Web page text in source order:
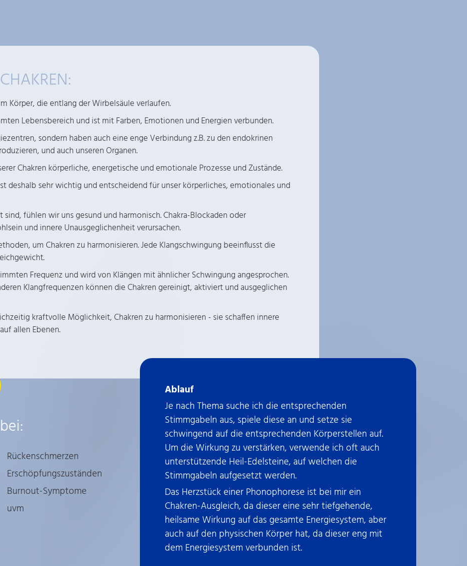
Körper, die entlang der Wirbelsäule verlaufen.
Lebensbereich und ist mit Farben, Emotionen und Energien verbunden.
sondern haben auch eine enge Verbindung z.B. zu den endokrinen
und auch unseren Organen.
Chakren körperliche, energetische und emotionale Prozesse und Zustände.
deshalb sehr wichtig und entscheidend für unser körperliches, emotionales und
fühlen wir uns gesund und harmonisch. Chakra-Blockaden oder
und innere Unausgeglichenheit verursachen.
um Chakren zu harmonisieren. Jede Klangschwingung beeinflusst die
Frequenz und wird von Klängen mit ähnlicher Schwingung angesprochen.
Klangfrequenzen können die Chakren gereinigt, aktiviert und ausgeglichen
kraftvolle Möglichkeit, Chakren zu harmonisieren - sie schaffen innere
allen Ebenen.
Rückenschmerzen
Erschöpfungszuständen
Burnout-Symptome
uvm
Ablauf
Je nach Thema suche ich die entsprechenden
Stimmgabeln aus, spiele diese an und setze sie
schwingend auf die entsprechenden Körperstellen auf.
Um die Wirkung zu verstärken, verwende ich oft auch
unterstützende Heil-Edelsteine, auf welchen die
Stimmgabeln aufgesetzt werden.
Das Herzstück einer Phonophorese ist bei mir ein
Chakren-Ausgleich, da dieser eine sehr tiefgehende,
heilsame Wirkung auf das gesamte Energiesystem, aber
auch auf den physischen Körper hat, da dieser eng mit
dem Energiesystem verbunden ist.